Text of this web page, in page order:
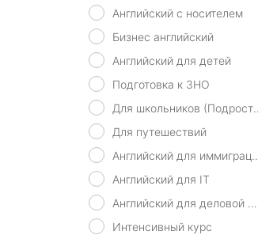
Английский с носителем
Бизнес английский
Английский для детей
Подготовка к ЗНО
Для школьников (Подростков)
Для путешествий
Английский для иммиграции
Английский для IT
Английский для деловой переписки
Интенсивный курс